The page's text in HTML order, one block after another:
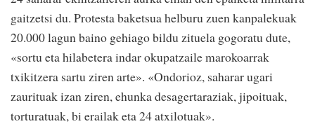
gaitzetsi du. Protesta baketsua helburu zuen kanpalekuak
20.000 lagun baino gehiago bildu zituela gogoratu dute,
«sortu eta hilabetera indar okupatzaile marokoarrak
txikitzera sartu ziren arte». «Ondorioz, saharar ugari
zaurituak izan ziren, ehunka desagertaraziak, jipoituak,
torturatuak, bi erailak eta 24 atxilotuak».